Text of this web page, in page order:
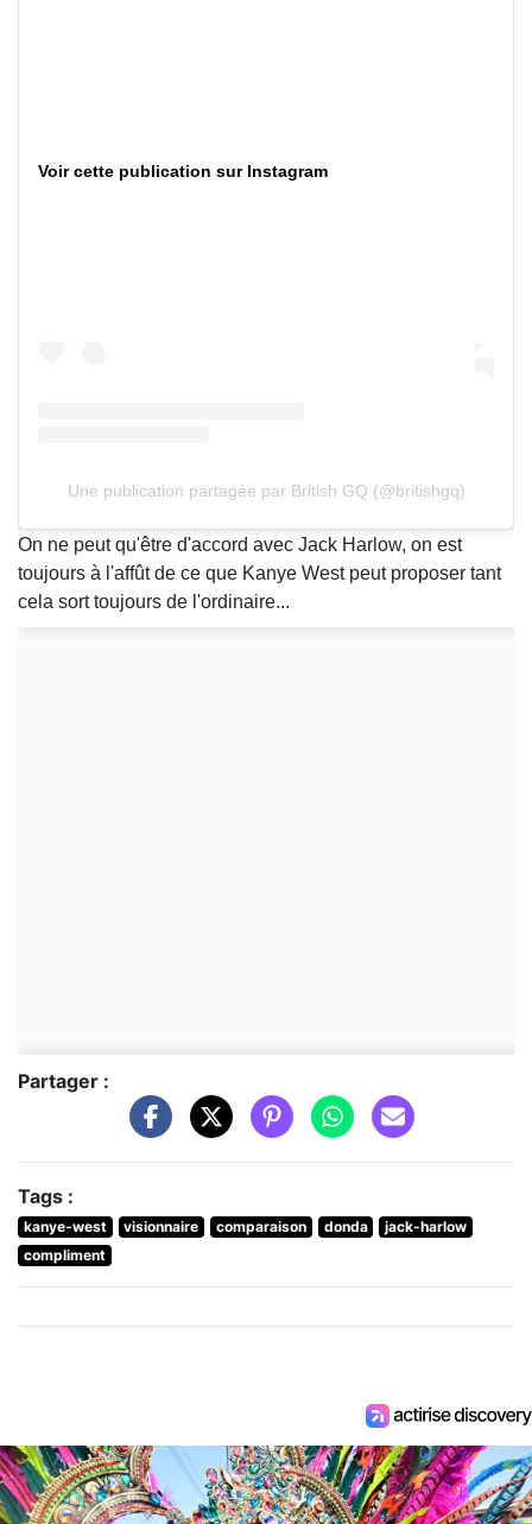
Voir cette publication sur Instagram
Une publication partagée par British GQ (@britishgq)
On ne peut qu'être d'accord avec Jack Harlow, on est
toujours à l'affût de ce que Kanye West peut proposer tant
cela sort toujours de l'ordinaire...
Partager :
Tags :
kanye-west visionnaire comparaison donda
jack-harlow
compliment